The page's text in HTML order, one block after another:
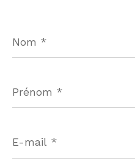
*
*
mail
*